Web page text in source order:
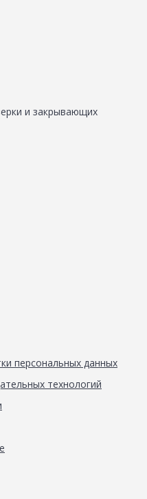
и закрывающих
персональных данных
технологий